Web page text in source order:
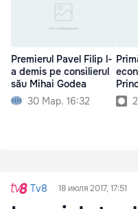
Premierul Pavel Filip l-
a demis pe consilierul
său Mihai Godea
30 Мар. 16:32
Tv8 18 июля 2017, 17:51